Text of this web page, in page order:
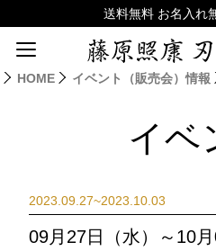
HOME イベント（販売会）情報
イベ
2023.09.27~2023.10.03
09月27日（水）～10